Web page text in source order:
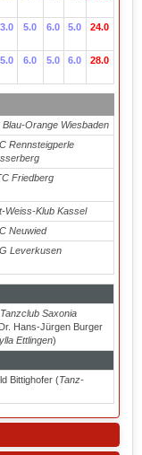
3.0 5.0 6.0 5.0 24.0
5.0 6.0 5.0 6.0 28.0
Blau-Orange Wiesbaden
Rennsteigperle
Friedberg
Weiss-Klub Kassel
Neuwied
Leverkusen
Tanzclub Saxonia
Hans-Jürgen Burger
Ettlingen)
Bittighofer (Tanz-